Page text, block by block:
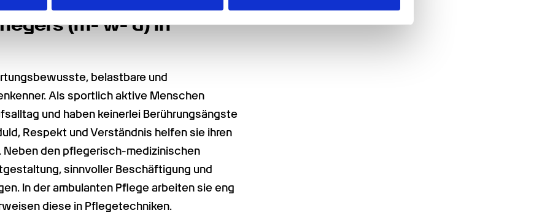
soziale Medien, Werbung und Analysen weiter. Unsere Partner führen diese Informationen
(m- w- d) in
belastbare und
Als sportlich aktive Menschen
und haben keinerlei Berührungsängste
Respekt und Verständnis helfen sie ihren
den pflegerisch-medizinischen
sinnvoller Beschäftigung und
In der ambulanten Pflege arbeiten sie eng
diese in Pflegetechniken.